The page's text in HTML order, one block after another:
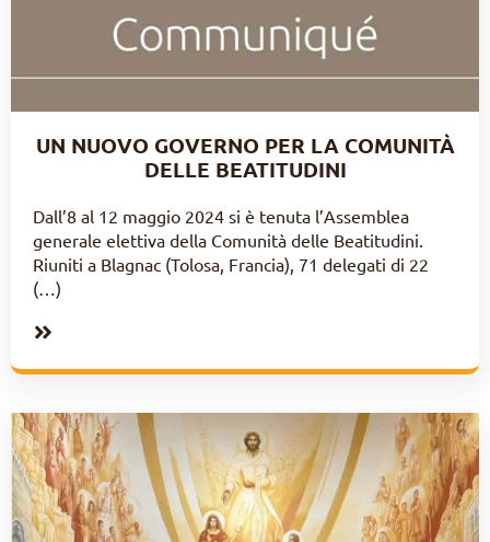
UN NUOVO GOVERNO PER LA COMUNITÀ
DELLE BEATITUDINI
Dall’8 al 12 maggio 2024 si è tenuta l’Assemblea
generale elettiva della Comunità delle Beatitudini.
Riuniti a Blagnac (Tolosa, Francia), 71 delegati di 22
(…)